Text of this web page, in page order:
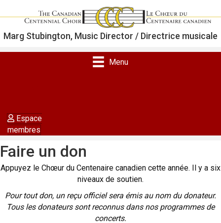
Marg Stubington, Music Director / Directrice musicale
Menu
font
size.
Espace
membres
Faire un don
Appuyez le Chœur du Centenaire canadien cette année. Il y a six
niveaux de soutien.
Pour tout don, un reçu officiel sera émis au nom du donateur.
Tous les donateurs sont reconnus dans nos programmes de
concerts.